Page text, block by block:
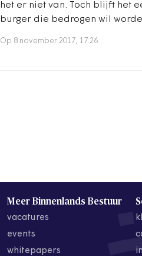
het er niet van. Toch blijft het
burger die bedrogen wil
Op 8 november 2017, 17:26
Meer Binnenlands Bestuur
vacatures
events
whitepapers